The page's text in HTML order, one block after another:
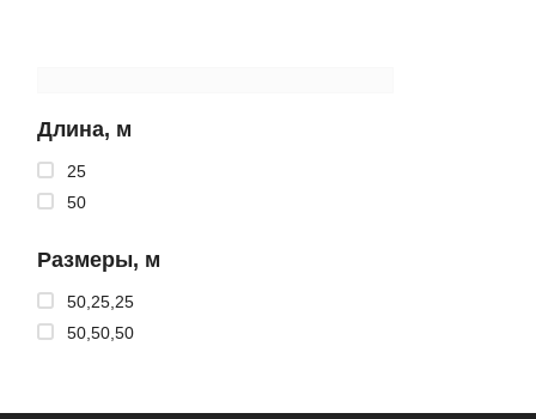
Длина, м
25
50
Размеры, м
50,25,25
50,50,50